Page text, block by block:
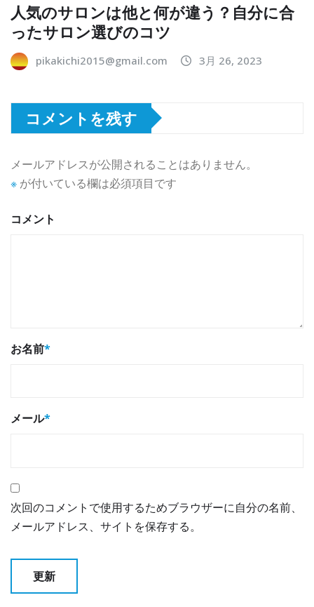
人気のサロンは他と何が違う？自分に合
ったサロン選びのコツ
pikakichi2015@gmail.com 3月 26, 2023
コメントを残す
メールアドレスが公開されることはありません。
※ が付いている欄は必須項目です
コメント
お名前*
メール*
次回のコメントで使用するためブラウザーに自分の名前、
メールアドレス、サイトを保存する。